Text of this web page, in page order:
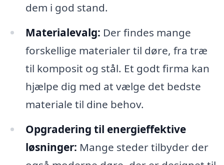
dem i god stand.
Materialevalg: Der findes mange
forskellige materialer til døre, fra træ
til komposit og stål. Et godt firma kan
hjælpe dig med at vælge det bedste
materiale til dine behov.
Opgradering til energieffektive
løsninger: Mange steder tilbyder der